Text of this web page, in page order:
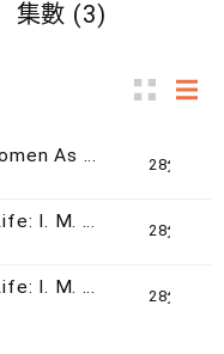
集數 (3)
28分鐘
Professor Joan Judge - Women As Vernacular Knowers In China’s Long Republic (1894-1954): What We Can
28分鐘
I. M. Pei - Architecture Is Life: I. M. Pei
28分鐘
I. M. Pei - Architecture Is Life: I. M. Pei